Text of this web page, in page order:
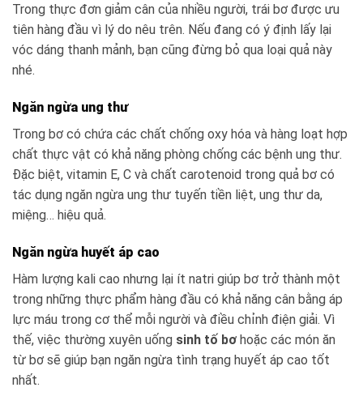
Trong thực đơn giảm cân của nhiều người, trái bơ được ưu
tiên hàng đầu vì lý do nêu trên. Nếu đang có ý định lấy lại
vóc dáng thanh mảnh, bạn cũng đừng bỏ qua loại quả này
nhé.
Ngăn ngừa ung thư
Trong bơ có chứa các chất chống oxy hóa và hàng loạt hợp
chất thực vật có khả năng phòng chống các bệnh ung thư.
Đặc biệt, vitamin E, C và chất carotenoid trong quả bơ có
tác dụng ngăn ngừa ung thư tuyến tiền liệt, ung thư da,
miệng… hiệu quả.
Ngăn ngừa huyết áp cao
Hàm lượng kali cao nhưng lại ít natri giúp bơ trở thành một
trong những thực phẩm hàng đầu có khả năng cân bằng áp
lực máu trong cơ thể mỗi người và điều chỉnh điện giải. Vì
thế, việc thường xuyên uống sinh tố bơ hoặc các món ăn
từ bơ sẽ giúp bạn ngăn ngừa tình trạng huyết áp cao tốt
nhất.